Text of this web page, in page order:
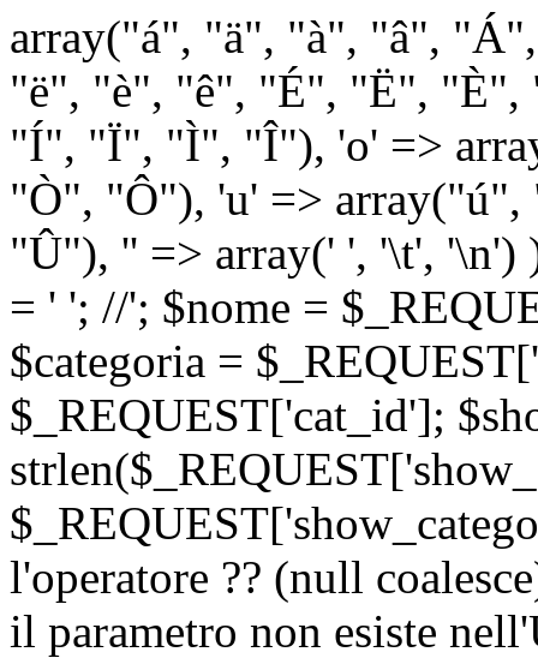
array("á", "ä", "à", "â",
"ë", "è", "ê", "É", "Ë",
"Í", "Ï", "Ì", "Î"), 'o' =>
"Ò", "Ô"), 'u' =>
"Û"), '' => array(' ', '\t',
= ' '; //'; $nome =
$categoria =
$_REQUEST['cat_id'];
l'operatore ?? (null
il parametro non esiste